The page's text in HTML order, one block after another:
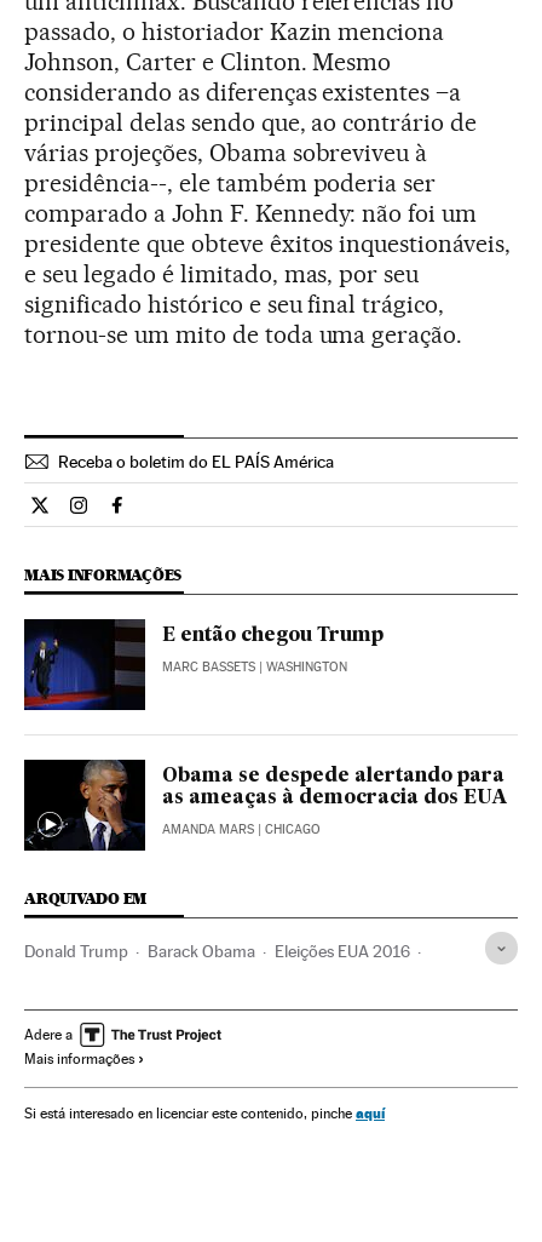
passado, o historiador Kazin menciona
Johnson, Carter e Clinton. Mesmo
considerando as diferenças existentes –a
principal delas sendo que, ao contrário de
várias projeções, Obama sobreviveu à
presidência--, ele também poderia ser
comparado a John F. Kennedy: não foi um
presidente que obteve êxitos inquestionáveis,
e seu legado é limitado, mas, por seu
significado histórico e seu final trágico,
tornou-se um mito de toda uma geração.
Receba o boletim do EL PAÍS América
Internacional El País Brasil en Twitter
Internacional El País Brasil en Instagram
Internacional El País Brasil en Facebook
MAIS INFORMAÇÕES
E então chegou Trump
MARC BASSETS | WASHINGTON
Obama se despede alertando para
as ameaças à democracia dos EUA
AMANDA MARS | CHICAGO
ARQUIVADO EM
Donald Trump Barack Obama Eleições EUA 2016
América do Norte Eleições
Adere a
Mais informações
Si está interesado en licenciar este contenido, pinche aquí